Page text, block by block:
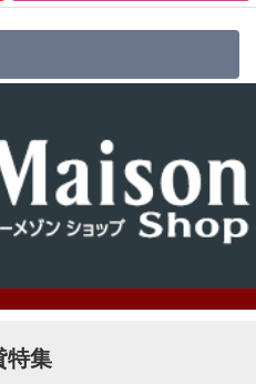
特集